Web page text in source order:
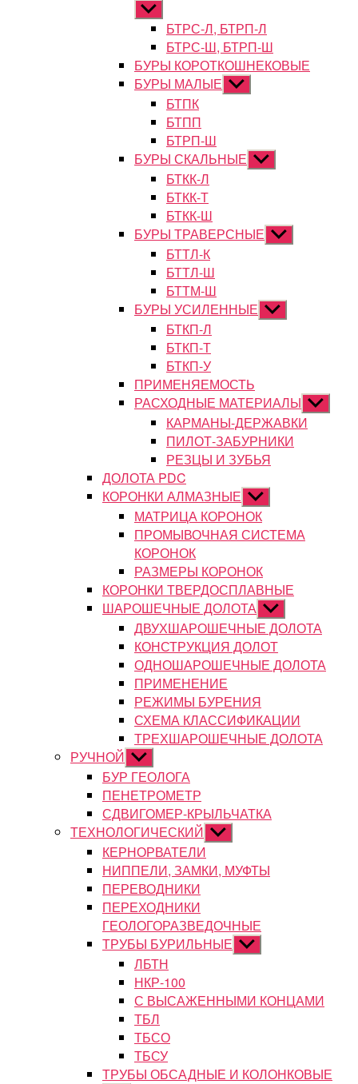
Показывать
подменюБТРС-Л, БТРП-Л
БТРС-Ш, БТРП-Ш
БУРЫ КОРОТКОШНЕКОВЫЕ
БУРЫ МАЛЫЕ Показывать
подменю
БТПК
БТПП
БТРП-Ш
БУРЫ СКАЛЬНЫЕ Показывать
подменю
БТКК-Л
БТКК-Т
БТКК-Ш
БУРЫ ТРАВЕРСНЫЕ Показывать
подменю
БТТЛ-К
БТТЛ-Ш
БТТМ-Ш
БУРЫ УСИЛЕННЫЕ Показывать
подменю
БТКП-Л
БТКП-Т
БТКП-У
ПРИМЕНЯЕМОСТЬ
РАСХОДНЫЕ МАТЕРИАЛЫ
подменю
КАРМАНЫ-ДЕРЖАВКИ
ПИЛОТ-ЗАБУРНИКИ
РЕЗЦЫ И ЗУБЬЯ
ДОЛОТА PDC
КОРОНКИ АЛМАЗНЫЕ Показывать
подменю
МАТРИЦА КОРОНОК
ПРОМЫВОЧНАЯ СИСТЕМА
КОРОНОК
РАЗМЕРЫ КОРОНОК
КОРОНКИ ТВЕРДОСПЛАВНЫЕ
ШАРОШЕЧНЫЕ ДОЛОТА Показывать
подменю
ДВУХШАРОШЕЧНЫЕ ДОЛОТА
КОНСТРУКЦИЯ ДОЛОТ
ОДНОШАРОШЕЧНЫЕ ДОЛОТА
ПРИМЕНЕНИЕ
РЕЖИМЫ БУРЕНИЯ
СХЕМА КЛАССИФИКАЦИИ
ТРЕХШАРОШЕЧНЫЕ ДОЛОТА
РУЧНОЙ Показывать
подменю
БУР ГЕОЛОГА
ПЕНЕТРОМЕТР
СДВИГОМЕР-КРЫЛЬЧАТКА
ТЕХНОЛОГИЧЕСКИЙ Показывать
подменю
КЕРНОРВАТЕЛИ
НИППЕЛИ, ЗАМКИ, МУФТЫ
ПЕРЕВОДНИКИ
ПЕРЕХОДНИКИ
ГЕОЛОГОРАЗВЕДОЧНЫЕ
ТРУБЫ БУРИЛЬНЫЕ Показывать
подменю
ЛБТН
НКР-100
С ВЫСАЖЕННЫМИ КОНЦАМИ
ТБЛ
ТБСО
ТБСУ
ТРУБЫ ОБСАДНЫЕ И КОЛОНКОВЫЕ